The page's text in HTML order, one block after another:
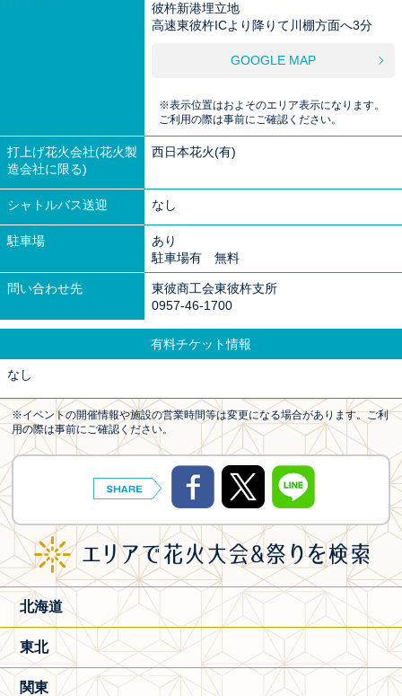
彼杵新港埋立地
高速東彼杵ICより降りて川棚方面へ3分
GOOGLE MAP
※表示位置はおよそのエリア表示になります。
ご利用の際は事前にご確認ください。
打上げ花火会社(花火製
造会社に限る)
西日本花火(有)
シャトルバス送迎 なし
駐車場
あり
駐車場有 無料
問い合わせ先
東彼商工会東彼杵支所
0957-46-1700
有料チケット情報
なし
※イベントの開催情報や施設の営業時間等は変更になる場合があります。ご利
用の際は事前にご確認ください。
北海道
東北
関東